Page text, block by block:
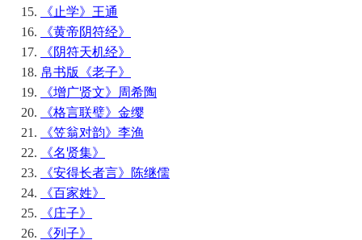
《止学》王通
《黄帝阴符经》
《阴符天机经》
帛书版《老子》
《增广贤文》周希陶
《格言联璧》金缨
《笠翁对韵》李渔
《名贤集》
《安得长者言》陈继儒
《百家姓》
《庄子》
《列子》